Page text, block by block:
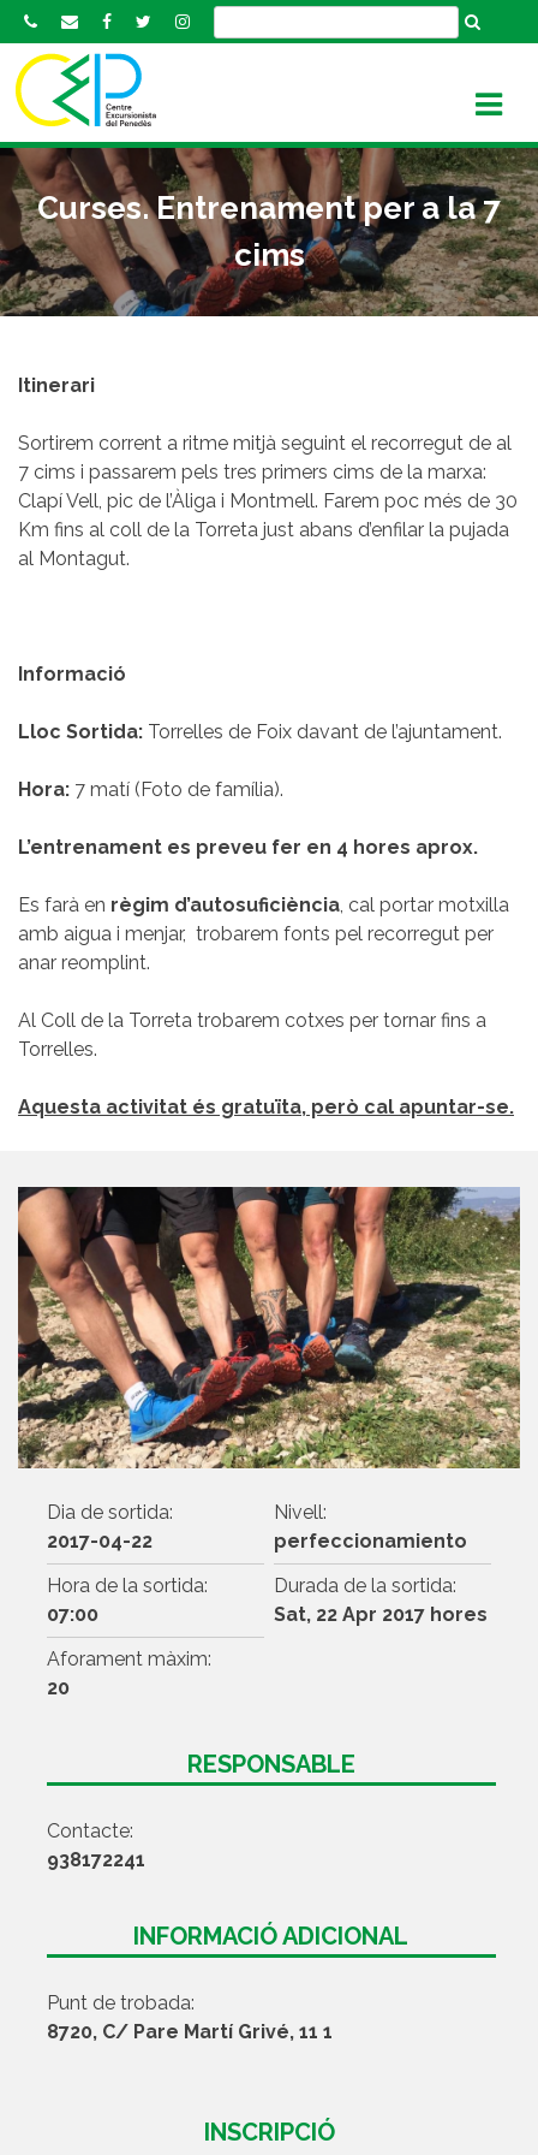
k
o
n
t
e
Curses. Entrenament per a la 7
cims
Itinerari
Sortirem corrent a ritme mitjà seguint el recorregut de al
7 cims i passarem pels tres primers cims de la marxa:
Clapí Vell, pic de l’Àliga i Montmell. Farem poc més de 30
Km fins al coll de la Torreta just abans d’enfilar la pujada
al Montagut.
Informació
Lloc Sortida: Torrelles de Foix davant de l’ajuntament.
Hora: 7 matí (Foto de família).
L’entrenament es preveu fer en 4 hores aprox.
Es farà en règim d’autosuficiència , cal portar motxilla
amb aigua i menjar, trobarem fonts pel recorregut per
anar reomplint.
Al Coll de la Torreta trobarem cotxes per tornar fins a
Torrelles.
Aquesta activitat és gratuïta, però cal apuntar-se.
Dia de sortida:
2017-04-22
Nivell:
perfeccionamiento
Hora de la sortida:
07:00
Durada de la sortida:
Sat, 22 Apr 2017 hores
Aforament màxim:
20
RESPONSABLE
Contacte:
938172241
INFORMACIÓ ADICIONAL
Punt de trobada:
8720, C/ Pare Martí Grivé, 11 1
INSCRIPCIÓ